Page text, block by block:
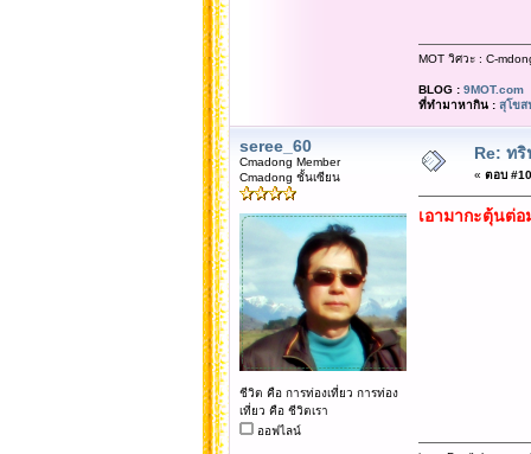
MOT วิศวะ : C-
BLOG : 9MOT.com
ที่ทำมาหากิน : สุโขส
seree_60
Cmadong Member
Cmadong ชั้นเซียน
ชีวิต คือ การท่องเที่ยว การท่อง
เที่ยว คือ ชีวิตเรา
ออฟไลน์
Re: ทริ
« ตอบ
เอามากะตุ้นต่